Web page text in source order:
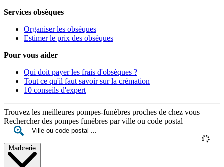
Services obsèques
Organiser les obsèques
Estimer le prix des obsèques
Pour vous aider
Qui doit payer les frais d'obsèques ?
Tout ce qu'il faut savoir sur la crémation
10 conseils d'expert
Trouvez les meilleures pompes-funèbres proches de chez vous
Rechercher des pompes funèbres par ville ou code postal
Marbrerie